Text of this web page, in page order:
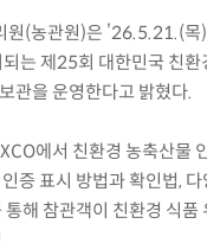
원(농관원)은 ’26.5.21.(목
는 제25회 대한민국 친환
관을 운영한다고 밝혔다.
에서 친환경 농축산물
증 표시 방법과 확인법,
통해 참관객이 친환경 식품